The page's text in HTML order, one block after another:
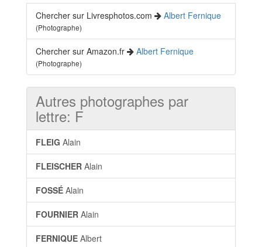
Chercher sur Livresphotos.com Albert Fernique
(Photographe)
Chercher sur Amazon.fr Albert Fernique
(Photographe)
Autres photographes par
lettre: F
FLEIG Alain
FLEISCHER Alain
FOSSÉ Alain
FOURNIER Alain
FERNIQUE Albert